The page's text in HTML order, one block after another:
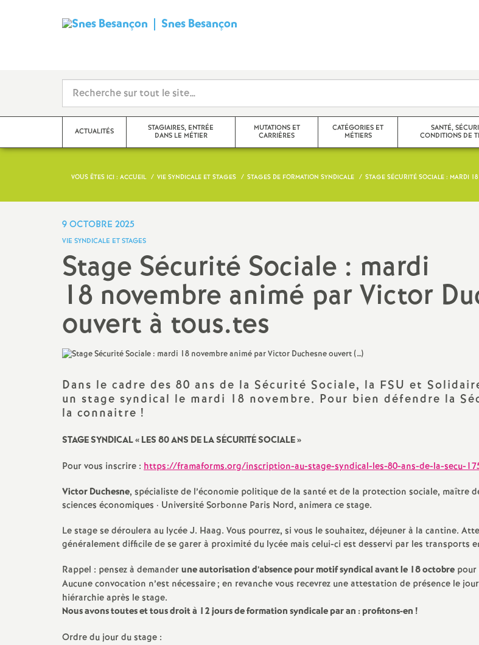
Snes Besançon
d
i
c
t
N
a
t
i
o
n
a
l
d
e
s
E
ACTUALITÉS
Actualité des disciplines
Échos des établissements
Ils ont osé
Actualité culturelle et
militante
STAGIAIRES, ENTRÉE
DANS LE MÉTIER
MUTATIONS ET
CARRIÈRES
Evaluations promotions
Mutations
CATÉGORIES ET
MÉTIERS
Non Titulaires
Retraités
SANTÉ,
CONDITIONS DE
VOUS ÊTES ICI : ACCUEIL VIE SYNDICALE ET STAGES STAGES DE FORMATION SYNDICALE STAGE SÉCURITÉ SOCIALE : MARDI
9 OCTOBRE 2025
VIE SYNDICALE ET STAGES
Stage Sécurité Sociale : mardi
18 novembre animé par Victor
ouvert à tous.tes
Dans le cadre des 80 ans de la Sécurité Sociale, la FSU et
un stage syndical le mardi 18 novembre. Pour bien défendre la
la connaitre !
STAGE SYNDICAL «LES 80 ANS DE LA SÉCURITÉ SOCIALE»
Pour vous inscrire : https://framaforms.org/inscription-au-stage-syndical-les-80-ans-de-la-secu-
Victor Duchesne, spécialiste de l’économie politique de la santé et de la protection sociale, maître
sciences économiques · Université Sorbonne Paris Nord, animera ce stage.
Le stage se déroulera au lycée J. Haag. Vous pourrez, si vous le souhaitez, déjeuner à la cantine.
généralement difficile de se garer à proximité du lycée mais celui-ci est desservi par les transports
Rappel : pensez à demanderune autorisation d’absence pour motif syndical avant le 18 octobre
Aucune convocation n’est nécessaire; en revanche vous recevrez une attestation de présence le
hiérarchie après le stage.
Nous avons toutes et tous droit à 12 jours de formation syndicale par an : profitons-en !
Ordre du jour du stage :